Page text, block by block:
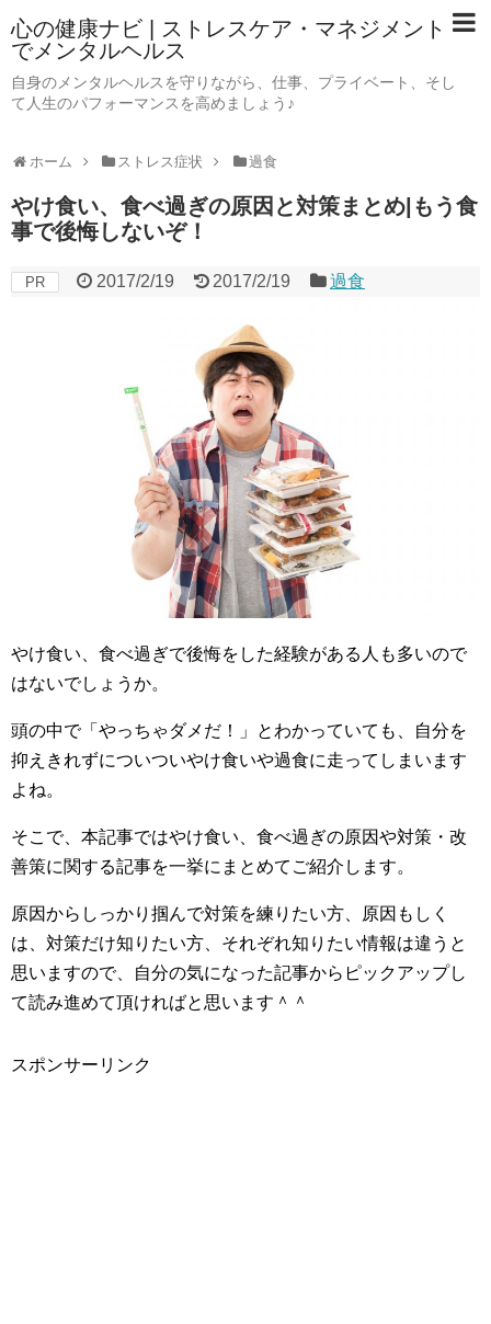
心の健康ナビ | ストレスケア・マネジメント
でメンタルヘルス
自身のメンタルヘルスを守りながら、仕事、プライベート、そし
て人生のパフォーマンスを高めましょう♪
ホーム ストレス症状 過食
やけ食い、食べ過ぎの原因と対策まとめ|もう食
事で後悔しないぞ！
PR 2017/2/19 2017/2/19 過食
やけ食い、食べ過ぎで後悔をした経験がある人も多いので
はないでしょうか。
頭の中で「やっちゃダメだ！」とわかっていても、自分を
抑えきれずについついやけ食いや過食に走ってしまいます
よね。
そこで、本記事ではやけ食い、食べ過ぎの原因や対策・改
善策に関する記事を一挙にまとめてご紹介します。
原因からしっかり掴んで対策を練りたい方、原因もしく
は、対策だけ知りたい方、それぞれ知りたい情報は違うと
思いますので、自分の気になった記事からピックアップし
て読み進めて頂ければと思います＾＾
スポンサーリンク